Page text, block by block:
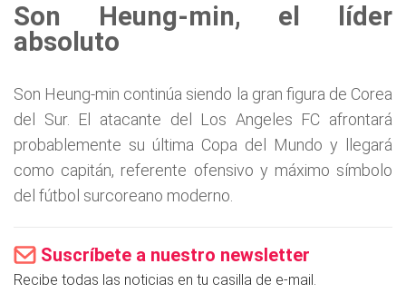
Son Heung-min, el líder
absoluto
Son Heung-min continúa siendo la gran figura de Corea
del Sur. El atacante del Los Angeles FC afrontará
probablemente su última Copa del Mundo y llegará
como capitán, referente ofensivo y máximo símbolo
del fútbol surcoreano moderno.
Suscríbete a nuestro newsletter
Recibe todas las noticias en tu casilla de e-mail.